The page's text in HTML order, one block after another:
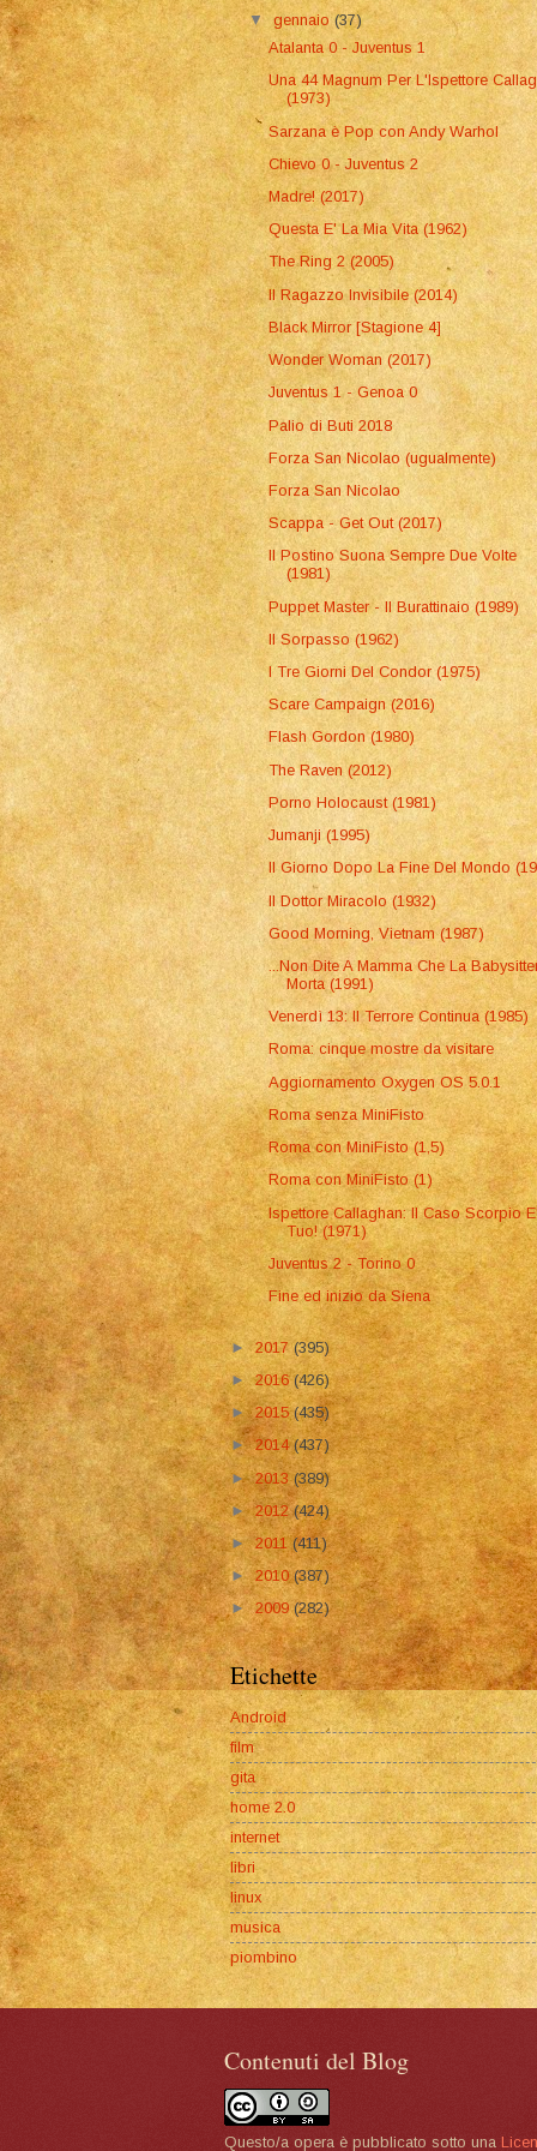
▼gennaio(37)
Atalanta 0 - Juventus 1
Una 44 Magnum Per L'Ispettore
(1973)
Sarzana è Pop con Andy Warhol
Chievo 0 - Juventus 2
Madre! (2017)
Questa E' La Mia Vita (1962)
The Ring 2 (2005)
Il Ragazzo Invisibile (2014)
Black Mirror [Stagione 4]
Wonder Woman (2017)
Juventus 1 - Genoa 0
Palio di Buti 2018
Forza San Nicolao (ugualmente)
Forza San Nicolao
Scappa - Get Out (2017)
Il Postino Suona Sempre Due Volte
(1981)
Puppet Master - Il Burattinaio (1989)
Il Sorpasso (1962)
I Tre Giorni Del Condor (1975)
Scare Campaign (2016)
Flash Gordon (1980)
The Raven (2012)
Porno Holocaust (1981)
Jumanji (1995)
Il Giorno Dopo La Fine Del Mondo
Il Dottor Miracolo (1932)
Good Morning, Vietnam (1987)
...Non Dite A Mamma Che La
Morta (1991)
Venerdì 13: Il Terrore Continua (1985)
Roma: cinque mostre da visitare
Aggiornamento Oxygen OS 5.0.1
Roma senza MiniFisto
Roma con MiniFisto (1,5)
Roma con MiniFisto (1)
Ispettore Callaghan: Il Caso Scorpio
Tuo! (1971)
Juventus 2 - Torino 0
Fine ed inizio da Siena
►2017(395)
►2016(426)
►2015(435)
►2014(437)
►2013(389)
►2012(424)
►2011(411)
►2010(387)
►2009(282)
Etichette
Android
film
gita
home 2.0
internet
libri
linux
musica
piombino
Contenuti del Blog
Questo/a opera è pubblicato sotto una